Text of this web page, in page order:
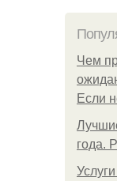
Чем
Если
года.